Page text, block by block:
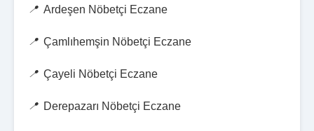
Ardeşen Nöbetçi Eczane
Çamlıhemşin Nöbetçi Eczane
Çayeli Nöbetçi Eczane
Derepazarı Nöbetçi Eczane